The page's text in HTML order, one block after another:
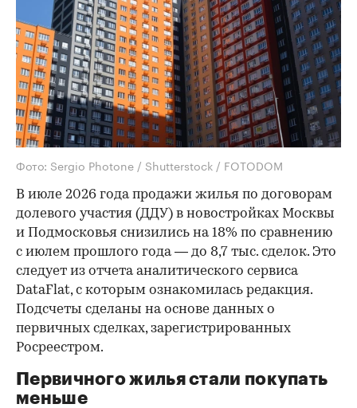
Фото: Sergio Photone / Shutterstock / FOTODOM
В июле 2026 года продажи жилья по договорам
долевого участия (ДДУ) в новостройках Москвы
и Подмосковья снизились на 18% по сравнению
с июлем прошлого года — до 8,7 тыс. сделок. Это
следует из отчета аналитического сервиса
DataFlat, с которым ознакомилась редакция.
Подсчеты сделаны на основе данных о
первичных сделках, зарегистрированных
Росреестром.
Первичного жилья стали покупать
меньше